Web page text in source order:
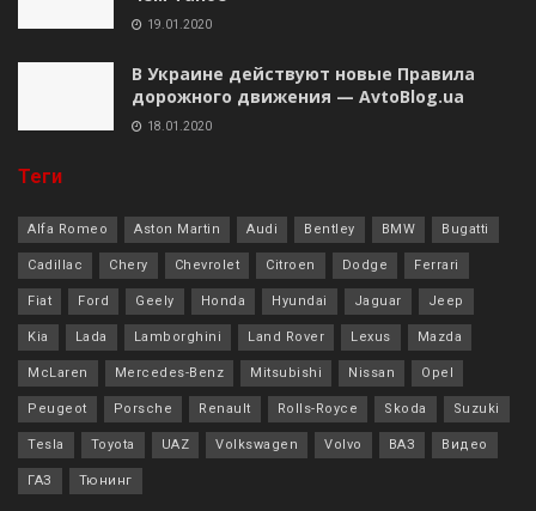
19.01.2020
В Украине действуют новые Правила
дорожного движения — AvtoBlog.ua
18.01.2020
Теги
Alfa Romeo Aston Martin Audi Bentley BMW Bugatti
Cadillac Chery Chevrolet Citroen Dodge Ferrari
Fiat Ford Geely Honda Hyundai Jaguar Jeep
Kia Lada Lamborghini Land Rover Lexus Mazda
McLaren Mercedes-Benz Mitsubishi Nissan Opel
Peugeot Porsche Renault Rolls-Royce Skoda Suzuki
Tesla Toyota UAZ Volkswagen Volvo ВАЗ Видео
ГАЗ Тюнинг